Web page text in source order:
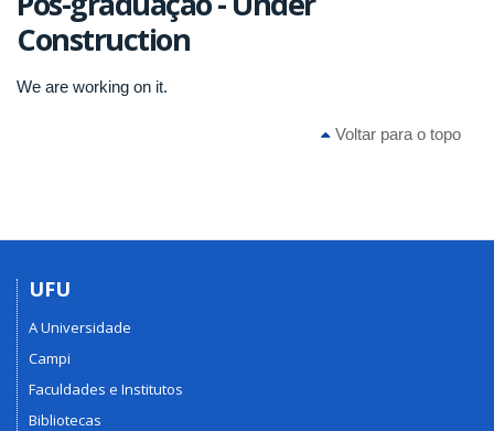
Construction
We are working on it.
Voltar para o topo
UFU
A Universidade
Campi
Faculdades e Institutos
Bibliotecas